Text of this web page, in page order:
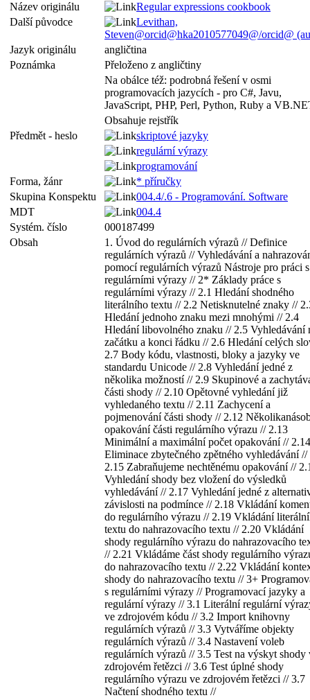
Název originálu
Regular expressions cookbook
Další původce
Levithan,
Steven@orcid@hka2010577049@/orcid@
Jazyk originálu
angličtina
Poznámka
Přeloženo z angličtiny
Na obálce též: podrobná řešení v osmi
programovacích jazycích - pro C#, Javu,
JavaScript, PHP, Perl, Python, Ruby a
Obsahuje rejstřík
Předmět - heslo
skriptové jazyky
regulární výrazy
programování
Forma, žánr
* příručky
Skupina Konspektu
004.4/.6 - Programování. Software
MDT
004.4
Systém. číslo
000187499
Obsah
1. Úvod do regulárních výrazů // Definice
regulárních výrazů // Vyhledávání a
pomocí regulárních výrazů Nástroje pro práci s
regulárními výrazy // 2* Základy práce s
regulárními výrazy // 2.1 Hledání shodného
literálního textu // 2.2 Netisknutelné znaky //
Hledání jednoho znaku mezi mnohými // 2.4
Hledání libovolného znaku // 2.5 Vyhledávání
začátku a konci řádku // 2.6 Hledání celých
2.7 Body kódu, vlastnosti, bloky a jazyky ve
standardu Unicode // 2.8 Vyhledání jedné z
několika možností // 2.9 Skupinové a
části shody // 2.10 Opětovné vyhledání již
vyhledaného textu // 2.11 Zachycení a
pojmenování části shody // 2.12
opakování části regulárního výrazu // 2.13
Minimální a maximální počet opakování // 2.14
Eliminace zbytečného zpětného vyhledávání //
2.15 Zabraňujeme nechtěnému opakování //
Vyhledání shody bez vložení do výsledků
vyhledávání // 2.17 Vyhledání jedné z
závislosti na podmínce // 2.18 Vkládání
do regulárního výrazu // 2.19 Vkládání
textu do nahrazovacího textu // 2.20 Vkládání
shody regulárního výrazu do nahrazovacího
// 2.21 Vkládáme část shody regulárního
do nahrazovacího textu // 2.22 Vkládání
shody do nahrazovacího textu // 3+
s regulárními výrazy // Programovací jazyky a
regulární výrazy // 3.1 Literální regulární
ve zdrojovém kódu // 3.2 Import knihovny
regulárních výrazů // 3.3 Vytváříme objekty
regulárních výrazů // 3.4 Nastavení voleb
regulárních výrazů // 3.5 Test na výskyt shody
zdrojovém řetězci // 3.6 Test úplné shody
regulárního výrazu ve zdrojovém řetězci // 3.7
Načtení shodného textu //